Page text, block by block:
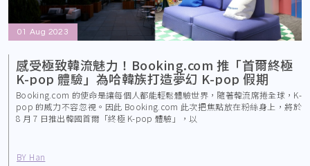
01 Aug 2023
BY Han
感受極致韓流魅力！Booking.com 推「首爾終極
K-pop 體驗」為哈韓族打造夢幻 K-pop 假期
Booking.com 的使命是讓每個人都能輕鬆體驗世界，隨著韓流席捲全球，K-
pop 的威力不容忽視。因此 Booking.com 此次把焦點放在粉絲身上，將於
8 月 7 日推出韓國首爾「終極 K-pop 體驗」，以